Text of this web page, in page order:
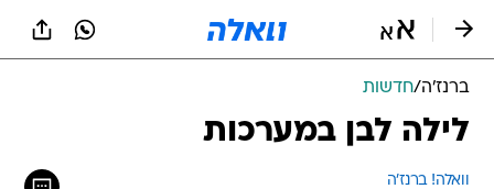
ברנז'ה/חדשות
לילה לבן במערכות
וואלה! ברנז'ה